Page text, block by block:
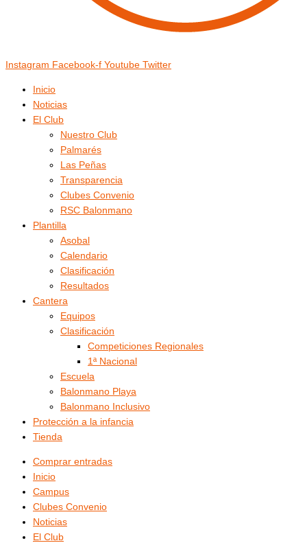
Instagram Facebook-f Youtube Twitter
Inicio
Noticias
El Club
Nuestro Club
Palmarés
Las Peñas
Transparencia
Clubes Convenio
RSC Balonmano
Plantilla
Asobal
Calendario
Clasificación
Resultados
Cantera
Equipos
Clasificación
Competiciones Regionales
1ª Nacional
Escuela
Balonmano Playa
Balonmano Inclusivo
Protección a la infancia
Tienda
Comprar entradas
Inicio
Campus
Clubes Convenio
Noticias
El Club